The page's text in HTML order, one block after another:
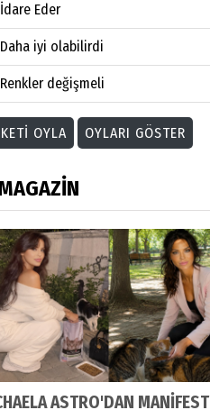
İdare Eder
Daha iyi olabilirdi
Renkler değişmeli
OYLA OYLARI GÖSTER
ASTRO'DAN MANİFEST